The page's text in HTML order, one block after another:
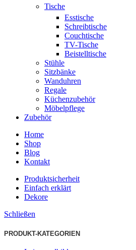
Tische
Esstische
Schreibtische
Couchtische
TV-Tische
Beistelltische
Stühle
Sitzbänke
Wanduhren
Regale
Küchenzubehör
Möbelpflege
Zubehör
Home
Shop
Blog
Kontakt
Produktsicherheit
Einfach erklärt
Dekore
Schließen
PRODUKT-KATEGORIEN